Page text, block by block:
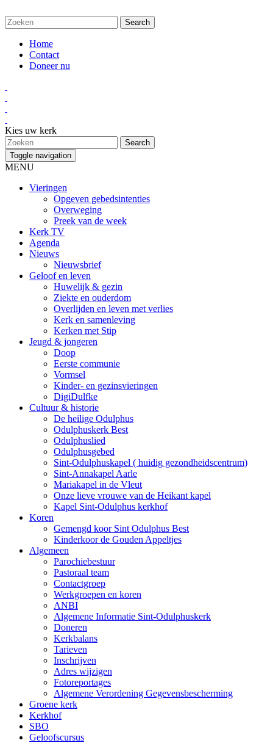
Home
Contact
Doneer nu
Kies uw kerk
Toggle navigation
MENU
Vieringen
Opgeven gebedsintenties
Overweging
Preek van de week
Kerk TV
Agenda
Nieuws
Nieuwsbrief
Geloof en leven
Huwelijk & gezin
Ziekte en ouderdom
Overlijden en leven met verlies
Kerk en samenleving
Kerken met Stip
Jeugd & jongeren
Doop
Eerste communie
Vormsel
Kinder- en gezinsvieringen
DigiDulfke
Cultuur & historie
De heilige Odulphus
Odulphuskerk Best
Odulphuslied
Odulphusgebed
Sint-Odulphuskapel ( huidig gezondheidscentrum)
Sint-Annakapel Aarle
Mariakapel in de Vleut
Onze lieve vrouwe van de Heikant kapel
Kapel Sint-Odulphus kerkhof
Koren
Gemengd koor Sint Odulphus Best
Kinderkoor de Gouden Appeltjes
Algemeen
Parochiebestuur
Pastoraal team
Contactgroep
Werkgroepen en koren
ANBI
Algemene Informatie Sint-Odulphuskerk
Doneren
Kerkbalans
Tarieven
Inschrijven
Adres wijzigen
Fotoreportages
Algemene Verordening Gegevensbescherming
Groene kerk
Kerkhof
SBO
Geloofscursus